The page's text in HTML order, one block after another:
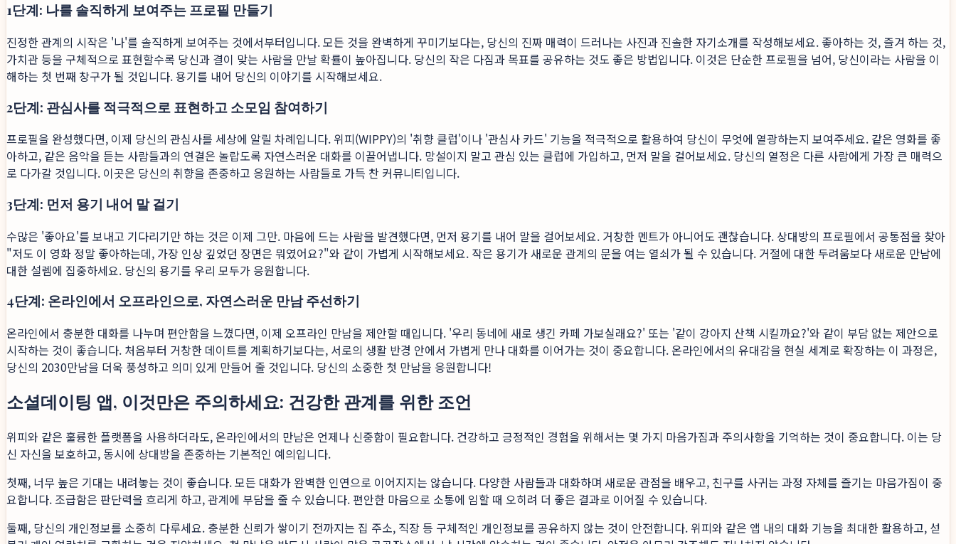
1단계: 나를 솔직하게 보여주는 프로필 만들기
진정한 관계의 시작은 '나'를 솔직하게 보여주는 것에서부터입니다. 모든 것을 완벽하게 꾸미기보다는, 당신의 진짜 매력이 드러나는 사진과 진솔한 자기소개를 작성해보세요. 좋아하는 것, 즐겨 하는 것,
가치관 등을 구체적으로 표현할수록 당신과 결이 맞는 사람을 만날 확률이 높아집니다. 당신의 작은 다짐과 목표를 공유하는 것도 좋은 방법입니다. 이것은 단순한 프로필을 넘어, 당신이라는 사람을 이
해하는 첫 번째 창구가 될 것입니다. 용기를 내어 당신의 이야기를 시작해보세요.
2단계: 관심사를 적극적으로 표현하고 소모임 참여하기
프로필을 완성했다면, 이제 당신의 관심사를 세상에 알릴 차례입니다. 위피(WIPPY)의 '취향 클럽'이나 '관심사 카드' 기능을 적극적으로 활용하여 당신이 무엇에 열광하는지 보여주세요. 같은 영화를 좋
아하고, 같은 음악을 듣는 사람들과의 연결은 놀랍도록 자연스러운 대화를 이끌어냅니다. 망설이지 말고 관심 있는 클럽에 가입하고, 먼저 말을 걸어보세요. 당신의 열정은 다른 사람에게 가장 큰 매력으
로 다가갈 것입니다. 이곳은 당신의 취향을 존중하고 응원하는 사람들로 가득 찬 커뮤니티입니다.
3단계: 먼저 용기 내어 말 걸기
수많은 '좋아요'를 보내고 기다리기만 하는 것은 이제 그만. 마음에 드는 사람을 발견했다면, 먼저 용기를 내어 말을 걸어보세요. 거창한 멘트가 아니어도 괜찮습니다. 상대방의 프로필에서 공통점을 찾아
"저도 이 영화 정말 좋아하는데, 가장 인상 깊었던 장면은 뭐였어요?"와 같이 가볍게 시작해보세요. 작은 용기가 새로운 관계의 문을 여는 열쇠가 될 수 있습니다. 거절에 대한 두려움보다 새로운 만남에
대한 설렘에 집중하세요. 당신의 용기를 우리 모두가 응원합니다.
4단계: 온라인에서 오프라인으로, 자연스러운 만남 주선하기
온라인에서 충분한 대화를 나누며 편안함을 느꼈다면, 이제 오프라인 만남을 제안할 때입니다. '우리 동네에 새로 생긴 카페 가보실래요?' 또는 '같이 강아지 산책 시킬까요?'와 같이 부담 없는 제안으로
시작하는 것이 좋습니다. 처음부터 거창한 데이트를 계획하기보다는, 서로의 생활 반경 안에서 가볍게 만나 대화를 이어가는 것이 중요합니다. 온라인에서의 유대감을 현실 세계로 확장하는 이 과정은,
당신의 2030만남을 더욱 풍성하고 의미 있게 만들어 줄 것입니다. 당신의 소중한 첫 만남을 응원합니다!
소셜데이팅 앱, 이것만은 주의하세요: 건강한 관계를 위한 조언
위피와 같은 훌륭한 플랫폼을 사용하더라도, 온라인에서의 만남은 언제나 신중함이 필요합니다. 건강하고 긍정적인 경험을 위해서는 몇 가지 마음가짐과 주의사항을 기억하는 것이 중요합니다. 이는 당
신 자신을 보호하고, 동시에 상대방을 존중하는 기본적인 예의입니다.
첫째, 너무 높은 기대는 내려놓는 것이 좋습니다. 모든 대화가 완벽한 인연으로 이어지지는 않습니다. 다양한 사람들과 대화하며 새로운 관점을 배우고, 친구를 사귀는 과정 자체를 즐기는 마음가짐이 중
요합니다. 조급함은 판단력을 흐리게 하고, 관계에 부담을 줄 수 있습니다. 편안한 마음으로 소통에 임할 때 오히려 더 좋은 결과로 이어질 수 있습니다.
둘째, 당신의 개인정보를 소중히 다루세요. 충분한 신뢰가 쌓이기 전까지는 집 주소, 직장 등 구체적인 개인정보를 공유하지 않는 것이 안전합니다. 위피와 같은 앱 내의 대화 기능을 최대한 활용하고, 섣